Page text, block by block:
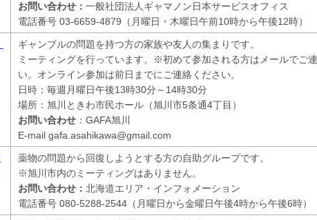
お問い合わせ： 一般社団法人ギャマノン日本サービスオフィス
電話番号 03-6659-4879（月曜日・木曜日午前10時から午後12時）
ギャンブルの問題を持つ方の家族や友人の集まりです。
ミーティングを行っています。※初めて参加される方はメールでご
い。オンライン参加は前日までにご連絡ください。
日時：毎週月曜日午後13時30分～14時30分
場所：旭川ときわ市民ホール（旭川市5条通4丁目）
お問い合わせ ：GAFA旭川
E-mail gafa.asahikawa@gmail.com
薬物の問題から回復しようとする方の自助グループです。
※旭川市内のミーティングはありません。
お問い合わせ： 北海道エリア・インフォメーション
電話番号 080-5288-2544（月曜日から金曜日午後4時から午後6時）